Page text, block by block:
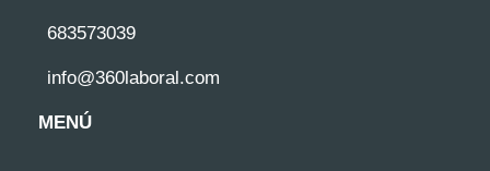
683573039
info@360laboral.com
MENÚ